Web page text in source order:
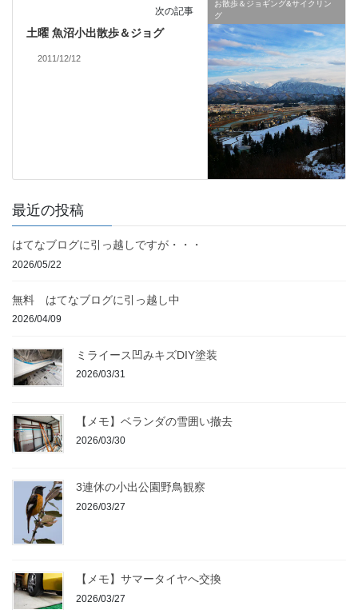
お散歩＆ジョギング&サイクリン
グ
次の記事
土曜 魚沼小出散歩＆ジョグ
2011/12/12
最近の投稿
はてなブログに引っ越しですが・・・
2026/05/22
無料 はてなブログに引っ越し中
2026/04/09
ミライース凹みキズDIY塗装
2026/03/31
【メモ】ベランダの雪囲い撤去
2026/03/30
3連休の小出公園野鳥観察
2026/03/27
【メモ】サマータイヤへ交換
2026/03/27